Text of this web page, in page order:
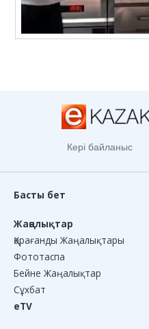
Кері байланыс
Басты бет
Жаңалықтар
Қарағанды Жаңалықтары
Фототаспа
Бейне Жаңалықтар
Сұхбат
eTV